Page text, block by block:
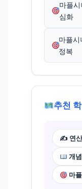
마플
심화
마플
정복
추천
✍️ 연산
개
마